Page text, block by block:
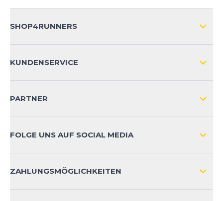
SHOP4RUNNERS
KUNDENSERVICE
KONTAKT
PRODUKTSICHERHEIT
PARTNER
FOLGE UNS AUF SOCIAL MEDIA
ZAHLUNGSMÖGLICHKEITEN